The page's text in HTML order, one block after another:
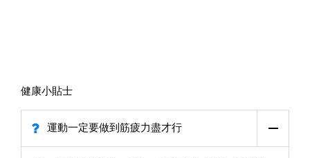
健康小貼士
運動一定要做到筋疲力盡才行